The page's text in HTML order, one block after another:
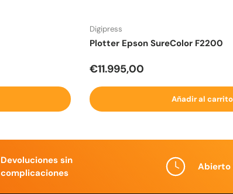
Digipress
Plotter Epson SureColor F2200
Precio normal
€11.995,00
Añadir al carrito
Devoluciones sin
complicaciones
Abierto